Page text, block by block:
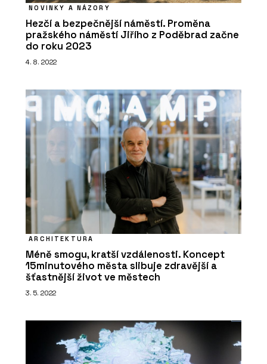
SLUŽBY
Výstava materiálů WISE HABIT -
ARCHITECT@WORK
SLUŽBY
Akademie - ARCHITECT@WORK
NOVINKY A NÁZORY
Hezčí a bezpečnější náměstí. Proměna
pražského náměstí Jiřího z Poděbrad začne
do roku 2023
4. 8. 2022
ARCHITEKTURA
Méně smogu, kratší vzdálenosti. Koncept
15minutového města slibuje zdravější a
šťastnější život ve městech
3. 5. 2022